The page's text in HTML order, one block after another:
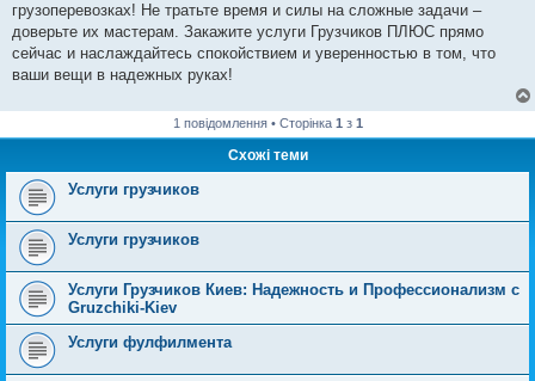
грузоперевозках! Не тратьте время и силы на сложные задачи –
доверьте их мастерам. Закажите услуги Грузчиков ПЛЮС прямо
сейчас и наслаждайтесь спокойствием и уверенностью в том, что
ваши вещи в надежных руках!
1 повідомлення • Сторінка 1 з 1
Схожі теми
Услуги грузчиков
Услуги грузчиков
Услуги Грузчиков Киев: Надежность и Профессионализм с
Gruzchiki-Kiev
Услуги фулфилмента